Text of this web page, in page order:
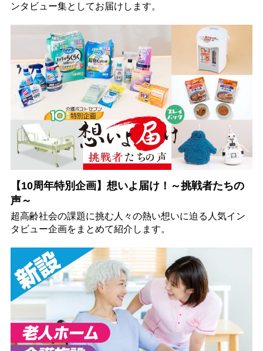
ンタビュー集としてお届けします。
【10周年特別企画】想いよ届け！～挑戦者たちの
声～
超高齢社会の課題に挑む人々の熱い想いに迫る人気イン
タビュー企画をまとめて紹介します。